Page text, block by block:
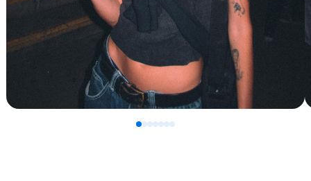
0123456